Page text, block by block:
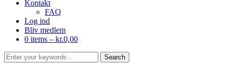
Kontakt
FAQ
Log ind
Bliv medlem
0 items – kr.0,00